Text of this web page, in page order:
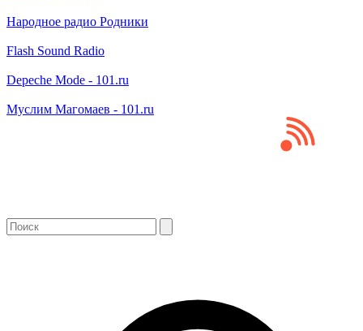
Народное радио Родники
Flash Sound Radio
Depeche Mode - 101.ru
Муслим Магомаев - 101.ru